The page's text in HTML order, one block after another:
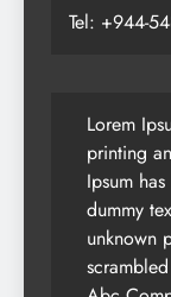
Tel: +944-
Lorem
printing
Ipsum
dummy
unknown